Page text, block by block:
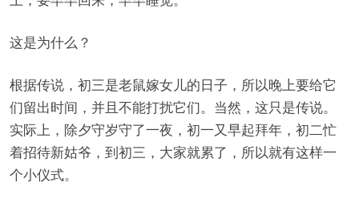
这是为什么？
根据传说，初三是老鼠嫁女儿的日子，所以晚上要给它
们留出时间，并且不能打扰它们。当然，这只是传说。
实际上，除夕守岁守了一夜，初一又早起拜年，初二忙
着招待新姑爷，到初三，大家就累了，所以就有这样一
个小仪式。